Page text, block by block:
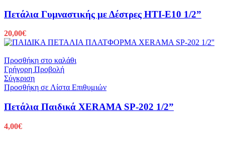
Πετάλια Γυμναστικής με Δέστρες HTI-E10 1/2”
20,00€
Προσθήκη στο καλάθι
Γρήγορη Προβολή
Σύγκριση
Προσθήκη σε Λίστα Επιθυμιών
Πετάλια Παιδικά XERAMA SP-202 1/2”
4,00€